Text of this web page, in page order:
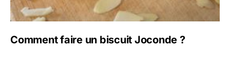
Comment faire un biscuit Joconde ?